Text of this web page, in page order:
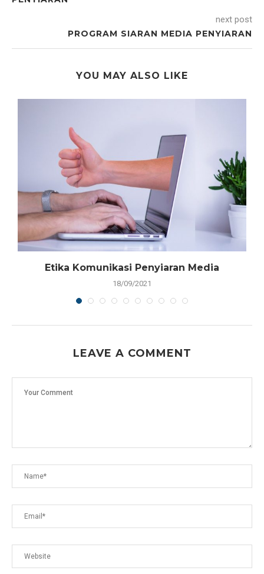
next post
PROGRAM SIARAN MEDIA PENYIARAN
YOU MAY ALSO LIKE
Etika Komunikasi Penyiaran Media
18/09/2021
LEAVE A COMMENT